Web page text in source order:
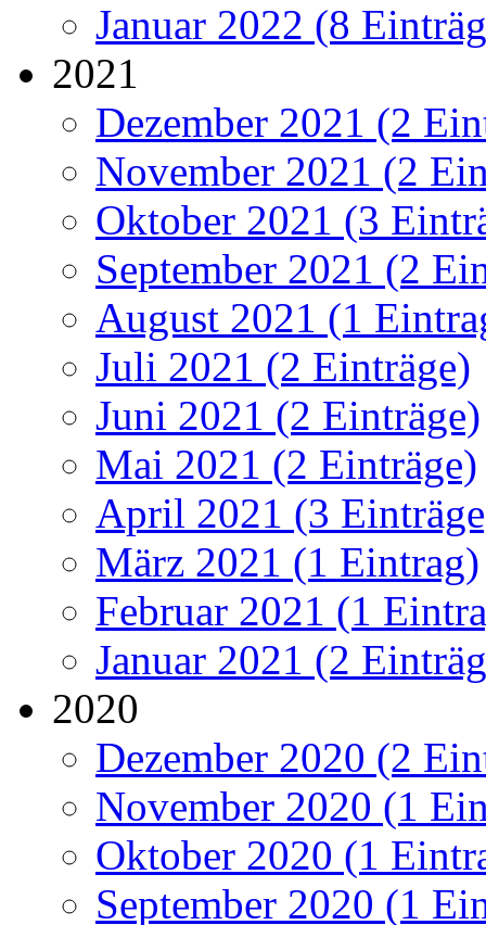
Januar 2022 (8
2021
Dezember 2021 (2
November 2021 (2
Oktober 2021 (3
September 2021 (2
August 2021 (1
Juli 2021 (2 Einträge)
Juni 2021 (2 Einträge)
Mai 2021 (2 Einträge)
April 2021 (3
März 2021 (1 Eintrag)
Februar 2021 (1
Januar 2021 (2
2020
Dezember 2020 (2
November 2020 (1
Oktober 2020 (1
September 2020 (1